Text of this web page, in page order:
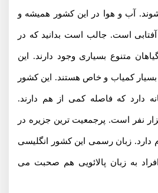
آب و هوا در این کشور همیشه و
است. جالب است بدانید که در
متنوع بسیاری وجود دارند. این
بسیار کمیاب و خاص هستند. این کشور
جداگانه دارد که فاصله کمی از هم دارند.
پالائو حدود ۲۱ هزار نفر است. پرجمعیت ترین جزیره در
دارد. زبان رسمی این کشور انگلیسی
به زبان پالائویی هم صحبت می